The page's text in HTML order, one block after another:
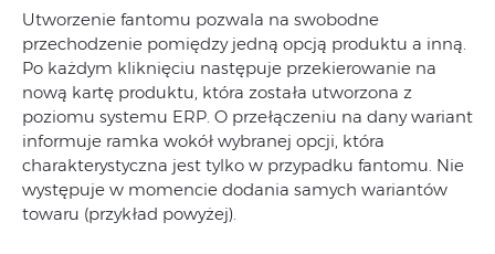
Utworzenie fantomu pozwala na swobodne
przechodzenie pomiędzy jedną opcją produktu a inną.
Po każdym kliknięciu następuje przekierowanie na
nową kartę produktu, która została utworzona z
poziomu systemu ERP. O przełączeniu na dany wariant
informuje ramka wokół wybranej opcji, która
charakterystyczna jest tylko w przypadku fantomu. Nie
występuje w momencie dodania samych wariantów
towaru (przykład powyżej).